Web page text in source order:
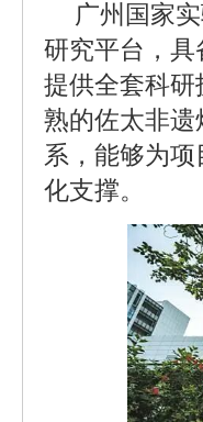
广州国家
研究平台，
提供全套科
熟的佐太非
系，能够为
化支撑。